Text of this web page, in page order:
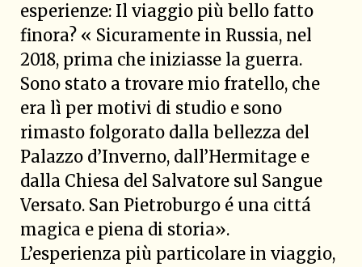
esperienze: Il viaggio più bello fatto
finora? « Sicuramente in Russia, nel
2018, prima che iniziasse la guerra.
Sono stato a trovare mio fratello, che
era lì per motivi di studio e sono
rimasto folgorato dalla bellezza del
Palazzo d’Inverno, dall’Hermitage e
dalla Chiesa del Salvatore sul Sangue
Versato. San Pietroburgo é una cittá
magica e piena di storia».
L’esperienza più particolare in viaggio,